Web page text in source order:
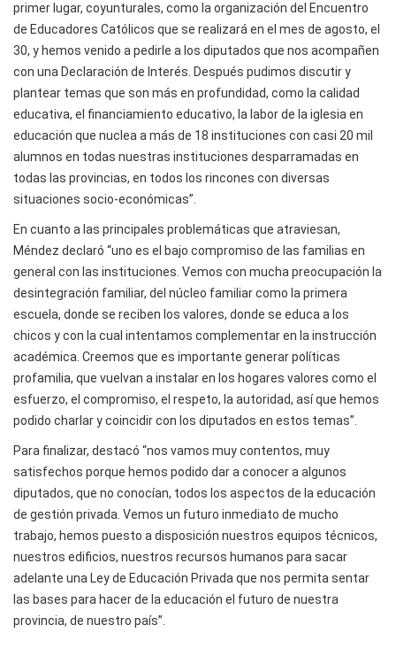
primer lugar, coyunturales, como la organización del Encuentro
de Educadores Católicos que se realizará en el mes de agosto, el
30, y hemos venido a pedirle a los diputados que nos acompañen
con una Declaración de Interés. Después pudimos discutir y
plantear temas que son más en profundidad, como la calidad
educativa, el financiamiento educativo, la labor de la iglesia en
educación que nuclea a más de 18 instituciones con casi 20 mil
alumnos en todas nuestras instituciones desparramadas en
todas las provincias, en todos los rincones con diversas
situaciones socio-económicas”.
En cuanto a las principales problemáticas que atraviesan,
Méndez declaró “uno es el bajo compromiso de las familias en
general con las instituciones. Vemos con mucha preocupación la
desintegración familiar, del núcleo familiar como la primera
escuela, donde se reciben los valores, donde se educa a los
chicos y con la cual intentamos complementar en la instrucción
académica. Creemos que es importante generar políticas
profamilia, que vuelvan a instalar en los hogares valores como el
esfuerzo, el compromiso, el respeto, la autoridad, así que hemos
podido charlar y coincidir con los diputados en estos temas”.
Para finalizar, destacó “nos vamos muy contentos, muy
satisfechos porque hemos podido dar a conocer a algunos
diputados, que no conocían, todos los aspectos de la educación
de gestión privada. Vemos un futuro inmediato de mucho
trabajo, hemos puesto a disposición nuestros equipos técnicos,
nuestros edificios, nuestros recursos humanos para sacar
adelante una Ley de Educación Privada que nos permita sentar
las bases para hacer de la educación el futuro de nuestra
provincia, de nuestro país”.